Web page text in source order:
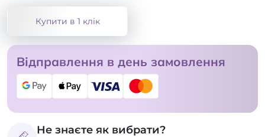
Купити в 1 клік
Відправлення в день замовлення
Не знаєте як вибрати?